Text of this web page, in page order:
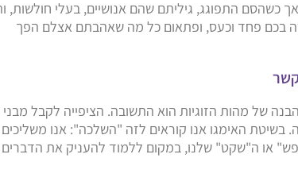
כשהסם התפוגג, גיליתם שהם אנושיים, בעלי חולשות,
בכם פחד וכעס, ופתאום כל מה שאהבתם אצלם הפך
של מהות הזוגיות הוא התשובה. הציפייה לקבל מבני
בשיטת האימגו אנו קוראים לזה "השלכה": אנו משליכים
או ה"שקט" שלנו, במקום ללמוד להעניק את הדברים